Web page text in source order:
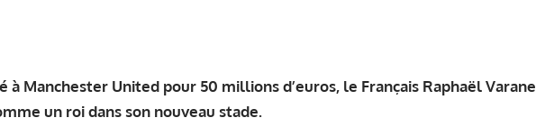
à Manchester United pour 50 millions d’euros, le Français Raphaël Varane
un roi dans son nouveau stade.